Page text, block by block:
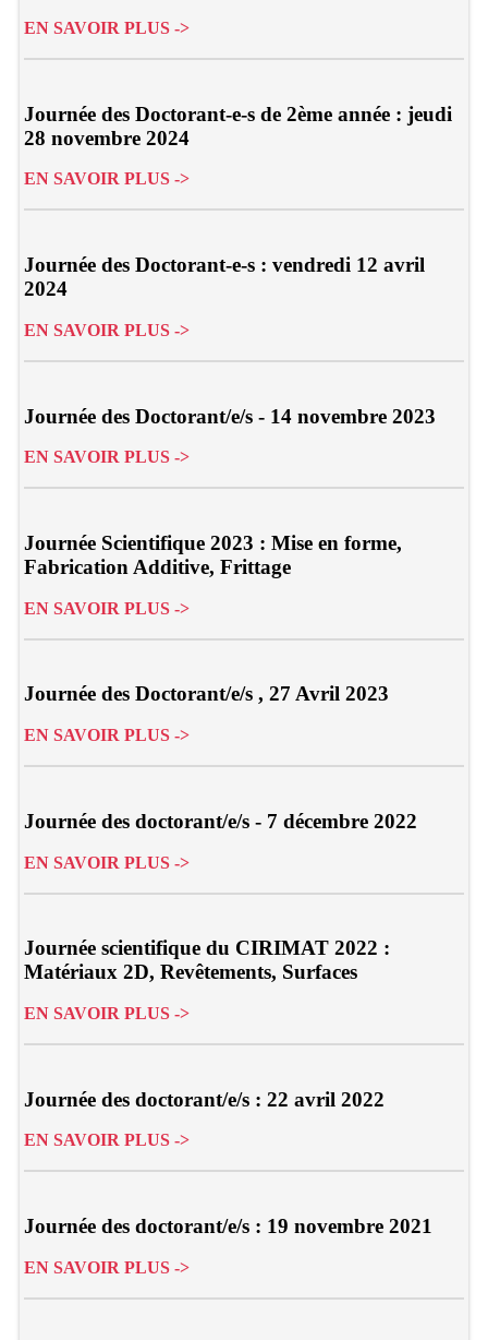
EN SAVOIR PLUS ->
Journée des Doctorant-e-s de 2ème année : jeudi
28 novembre 2024
EN SAVOIR PLUS ->
Journée des Doctorant-e-s : vendredi 12 avril
2024
EN SAVOIR PLUS ->
Journée des Doctorant/e/s - 14 novembre 2023
EN SAVOIR PLUS ->
Journée Scientifique 2023 : Mise en forme,
Fabrication Additive, Frittage
EN SAVOIR PLUS ->
Journée des Doctorant/e/s , 27 Avril 2023
EN SAVOIR PLUS ->
Journée des doctorant/e/s - 7 décembre 2022
EN SAVOIR PLUS ->
Journée scientifique du CIRIMAT 2022 :
Matériaux 2D, Revêtements, Surfaces
EN SAVOIR PLUS ->
Journée des doctorant/e/s : 22 avril 2022
EN SAVOIR PLUS ->
Journée des doctorant/e/s : 19 novembre 2021
EN SAVOIR PLUS ->